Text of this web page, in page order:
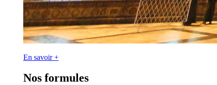
En savoir +
Nos formules